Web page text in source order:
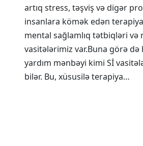
artıq stress, təşviş və digər
insanlara kömək edən terapiya
mental sağlamlıq tətbiqləri və
vasitələrimiz var.Buna görə
yardım mənbəyi kimi Sİ
bilər. Bu, xüsusilə terapiya…